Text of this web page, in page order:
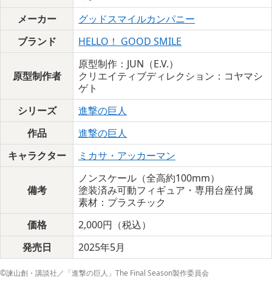
メーカー
グッドスマイルカンパニー
ブランド
HELLO！ GOOD SMILE
原型制作者
原型制作：JUN（E.V.）
クリエイティブディレクション：コヤマシ
ゲト
シリーズ
進撃の巨人
作品
進撃の巨人
キャラクター
ミカサ・アッカーマン
備考
ノンスケール（全高約100mm）
塗装済み可動フィギュア・専用台座付属
素材：プラスチック
価格
2,000円（税込）
発売日
2025年5月
©諫山創・講談社／「進撃の巨人」The Final Season製作委員会